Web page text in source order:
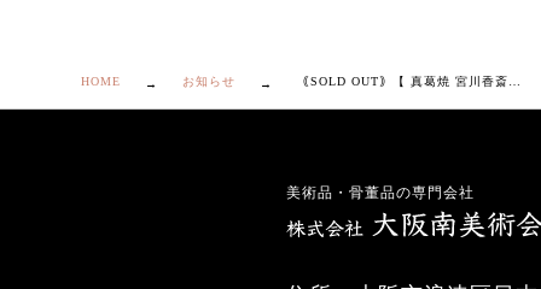
HOME お知らせ
美術品・骨董品の専門会社